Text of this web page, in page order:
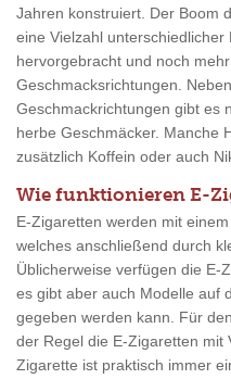
Jahren konstruiert. Der Boom
eine Vielzahl
hervorgebracht und noch
Geschmacksrichtungen.
Geschmackrichtungen gibt es
herbe Geschmäcker. Manche
zusätzlich Koffein oder auch
Wie funktionieren E-
E-Zigaretten werden mit
welches anschließend durch
Üblicherweise verfügen die E-
es gibt aber auch Modelle auf
gegeben werden kann. Für
der Regel die E-Zigaretten mit
Zigarette ist praktisch immer